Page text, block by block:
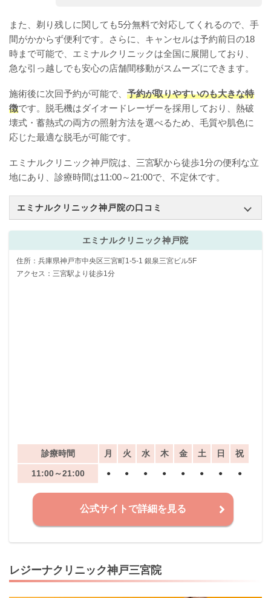
また、剃り残しに関しても5分無料で対応してくれるので、手
間がかからず便利です。さらに、キャンセルは予約前日の18
時まで可能で、エミナルクリニックは全国に展開しており、
急な引っ越しでも安心の店舗間移動がスムーズにできます。
施術後に次回予約が可能で、 予約が取りやすいのも大きな特
徴です。脱毛機はダイオードレーザーを採用しており、熱破
壊式・蓄熱式の両方の照射方法を選べるため、毛質や肌色に
応じた最適な脱毛が可能です。
エミナルクリニック神戸院は、三宮駅から徒歩1分の便利な立
地にあり、診療時間は11:00～21:00で、不定休です。
エミナルクリニック神戸院の口コミ
エミナルクリニック神戸院
住所：兵庫県神戸市中央区三宮町1-5-1 銀泉三宮ビル5F
アクセス：三宮駅より徒歩1分
診療時間 月 火 水 木 金 土 日 祝
11:00～21:00 ● ● ● ● ● ● ● ●
公式サイトで詳細を見る
レジーナクリニック神戸三宮院